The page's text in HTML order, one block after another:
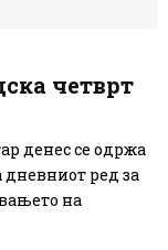
четврт
денес се одржа
ред за
на